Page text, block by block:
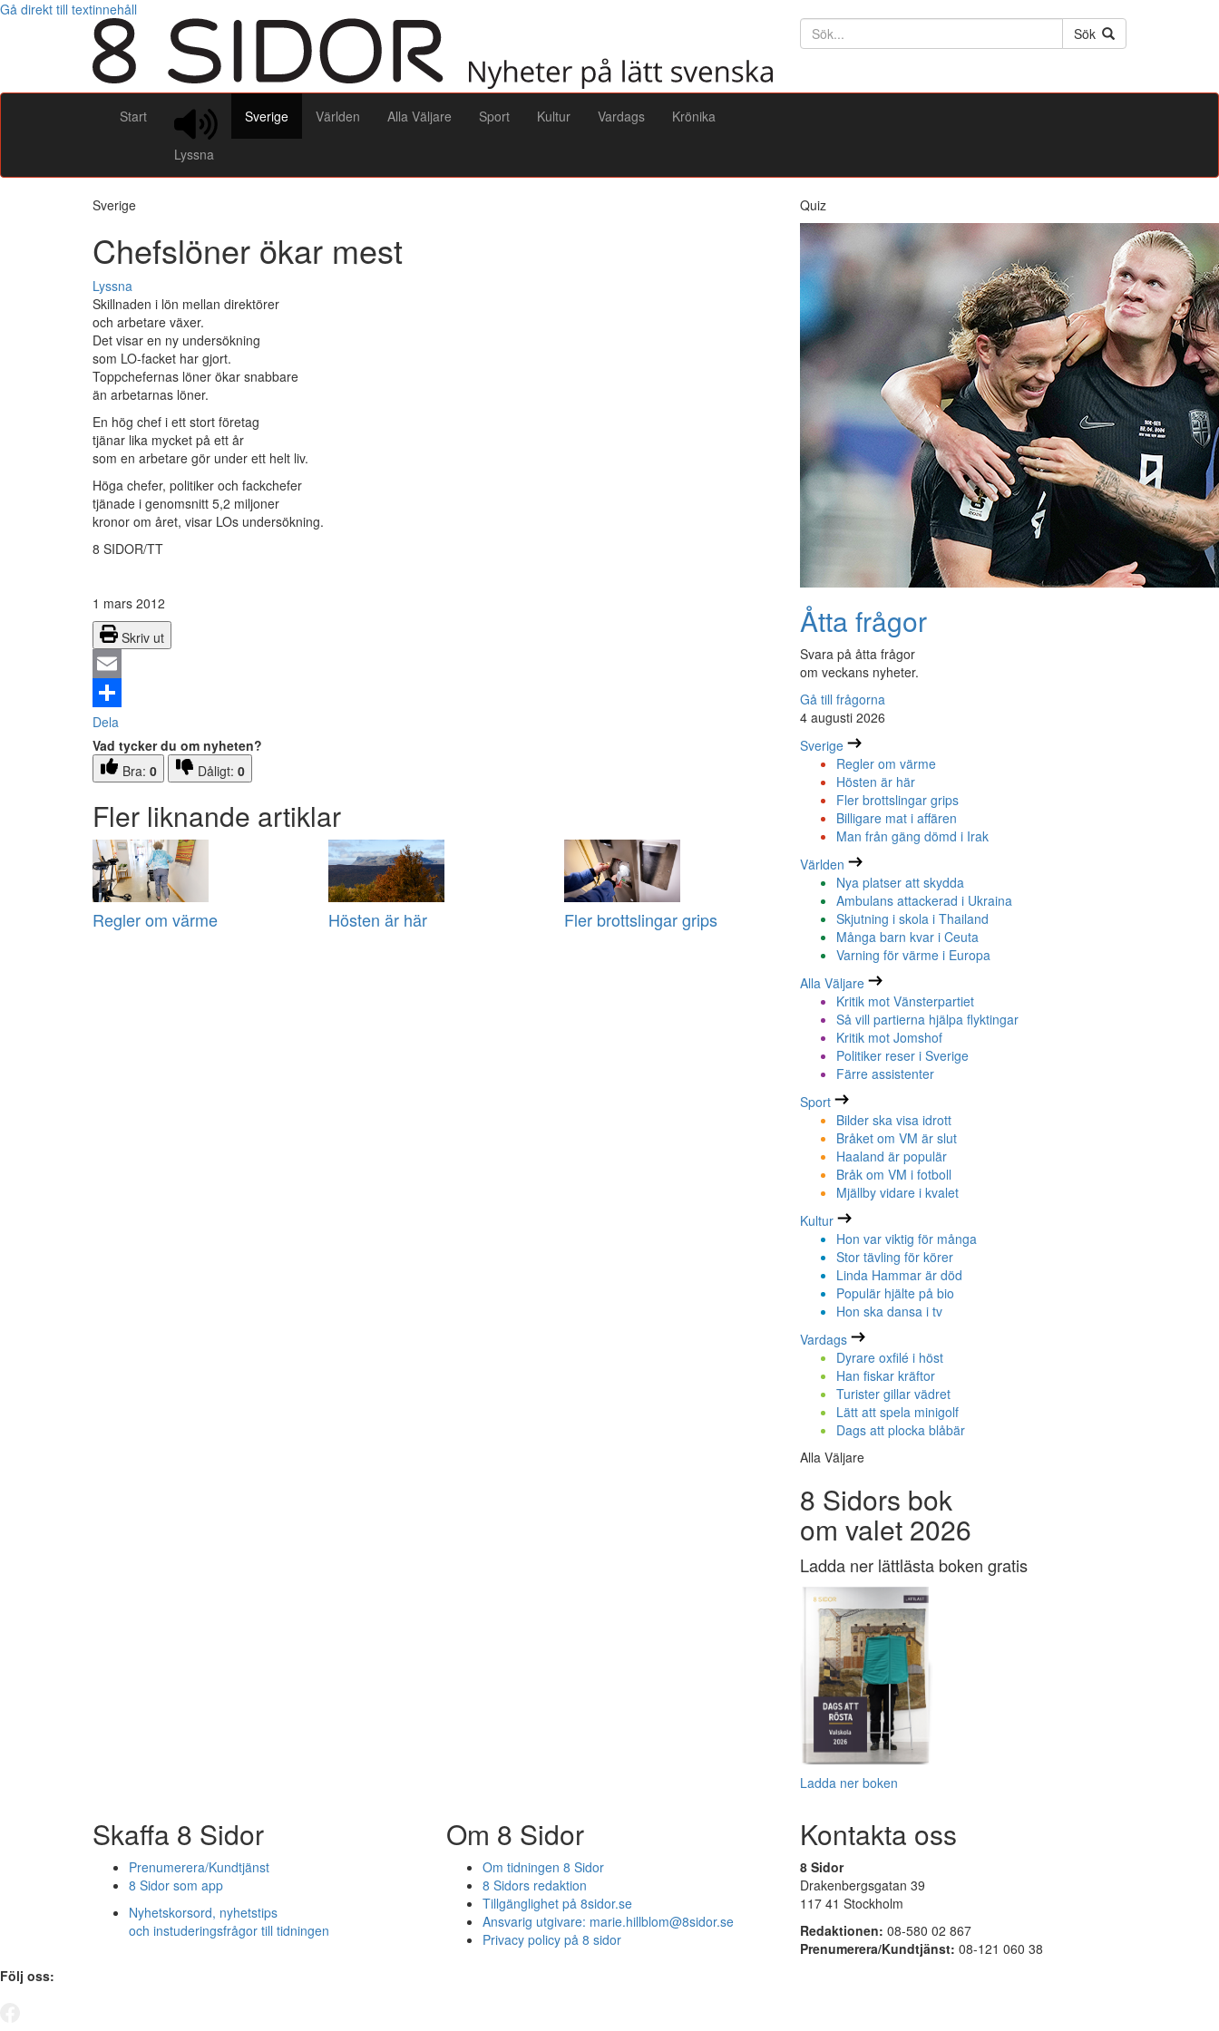
Gå direkt till textinnehåll
Söktext
Sök
Start
Lyssna
Sverige Världen Alla Väljare Sport Kultur Vardags Krönika
Sverige
Chefslöner ökar mest
Lyssna
Skillnaden i lön mellan direktörer
och arbetare växer.
Det visar en ny undersökning
som LO-facket har gjort.
Toppchefernas löner ökar snabbare
än arbetarnas löner.
En hög chef i ett stort företag
tjänar lika mycket på ett år
som en arbetare gör under ett helt liv.
Höga chefer, politiker och fackchefer
tjänade i genomsnitt 5,2 miljoner
kronor om året, visar LOs undersökning.
8 SIDOR/TT
1 mars 2012
Skriv ut
Email
Dela
Vad tycker du om nyheten?
Bra: 0 Dåligt: 0
Fler liknande artiklar
Regler om värme Hösten är här Fler brottslingar grips
Quiz
Åtta frågor
Svara på åtta frågor
om veckans nyheter.
Gå till frågorna
4 augusti 2026
Sverige
Regler om värme
Hösten är här
Fler brottslingar grips
Billigare mat i affären
Man från gäng dömd i Irak
Världen
Nya platser att skydda
Ambulans attackerad i Ukraina
Skjutning i skola i Thailand
Många barn kvar i Ceuta
Varning för värme i Europa
Alla Väljare
Kritik mot Vänsterpartiet
Så vill partierna hjälpa flyktingar
Kritik mot Jomshof
Politiker reser i Sverige
Färre assistenter
Sport
Bilder ska visa idrott
Bråket om VM är slut
Haaland är populär
Bråk om VM i fotboll
Mjällby vidare i kvalet
Kultur
Hon var viktig för många
Stor tävling för körer
Linda Hammar är död
Populär hjälte på bio
Hon ska dansa i tv
Vardags
Dyrare oxfilé i höst
Han fiskar kräftor
Turister gillar vädret
Lätt att spela minigolf
Dags att plocka blåbär
Alla Väljare
8 Sidors bok
om valet 2026
Ladda ner lättlästa boken gratis
Ladda ner boken
Skaffa 8 Sidor
Prenumerera/Kundtjänst
8 Sidor som app
Nyhetskorsord, nyhetstips
och instuderingsfrågor till tidningen
Om 8 Sidor
Om tidningen 8 Sidor
8 Sidors redaktion
Tillgänglighet på 8sidor.se
Ansvarig utgivare: marie.hillblom@8sidor.se
Privacy policy på 8 sidor
Kontakta oss
8 Sidor
Drakenbergsgatan 39
117 41 Stockholm
Redaktionen: 08-580 02 867
Prenumerera/Kundtjänst: 08-121 060 38
Följ oss: